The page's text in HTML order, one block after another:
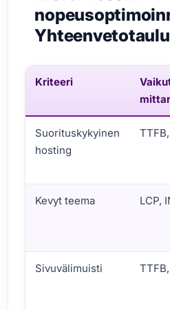
Kriteeri
Suorituskykyinen
hosting
Kevyt teema LCP,
Sivuvälimuisti